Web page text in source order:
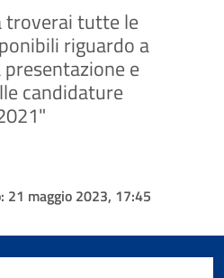
troverai tutte le
riguardo a
e
candidature
21 maggio 2023, 17:45